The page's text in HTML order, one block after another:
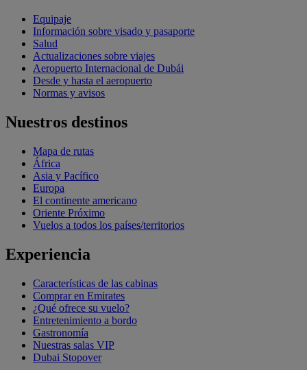
Equipaje
Información sobre visado y pasaporte
Salud
Actualizaciones sobre viajes
Aeropuerto Internacional de Dubái
Desde y hasta el aeropuerto
Normas y avisos
Nuestros destinos
Mapa de rutas
África
Asia y Pacífico
Europa
El continente americano
Oriente Próximo
Vuelos a todos los países/territorios
Experiencia
Características de las cabinas
Comprar en Emirates
¿Qué ofrece su vuelo?
Entretenimiento a bordo
Gastronomía
Nuestras salas VIP
Dubai Stopover